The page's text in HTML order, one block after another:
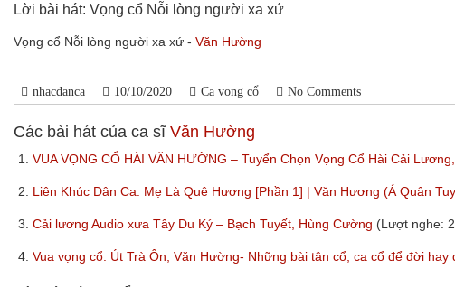
Lời bài hát: Vọng cổ Nỗi lòng người xa xứ
Vọng cổ Nỗi lòng người xa xứ - Văn Hường
nhacdanca 10/10/2020 Ca vọng cổ No Comments
Các bài hát của ca sĩ Văn Hường
1. VUA VỌNG CỔ HÀI VĂN HƯỜNG – Tuyển Chọn Vọng Cổ Hài Cải
2. Liên Khúc Dân Ca: Mẹ Là Quê Hương [Phần 1] | Văn Hương (Á Quân
3. Cải lương Audio xưa Tây Du Ký – Bạch Tuyết, Hùng Cường (Lượt nghe:
4. Vua vọng cổ: Út Trà Ôn, Văn Hường- Những bài tân cổ, ca cổ để đời hay